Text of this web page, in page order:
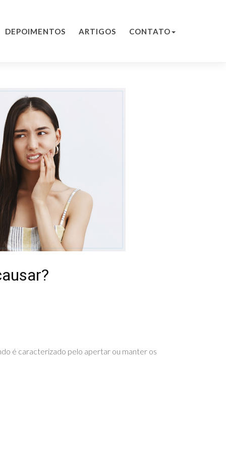
DEPOIMENTOS ARTIGOS CONTATO
é caracterizado pelo apertar ou manter os